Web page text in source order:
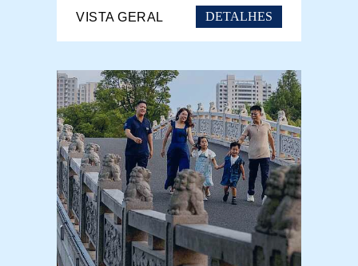
VISTA GERAL DETALHES